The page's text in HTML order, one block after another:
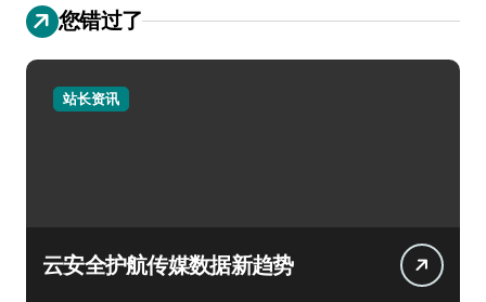
您错过了
站长资讯
云安全护航传媒数据新趋势